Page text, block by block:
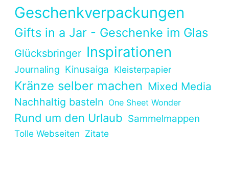
Geschenkverpackungen
Gifts in a Jar - Geschenke im Glas
Glücksbringer Inspirationen
Journaling Kinusaiga Kleisterpapier
Kränze selber machen Mixed Media
Nachhaltig basteln One Sheet Wonder
Rund um den Urlaub Sammelmappen
Tolle Webseiten Zitate